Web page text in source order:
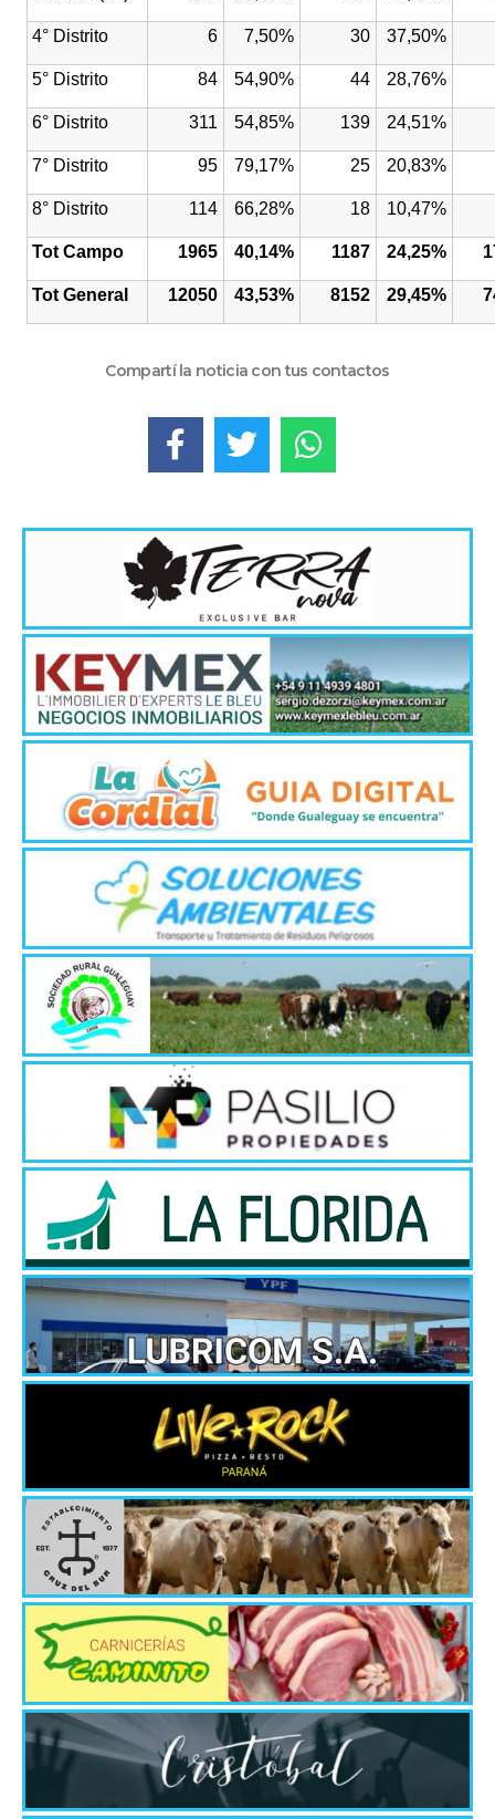
4° Distrito 6 7,50% 30 37,50%
5° Distrito 84 54,90% 44 28,76%
6° Distrito 311 54,85% 139 24,51%
7° Distrito 95 79,17% 25 20,83%
8° Distrito 114 66,28% 18 10,47%
Tot Campo 1965 40,14% 1187 24,25%
Tot General 12050 43,53% 8152 29,45%
Compartí la noticia con tus contactos